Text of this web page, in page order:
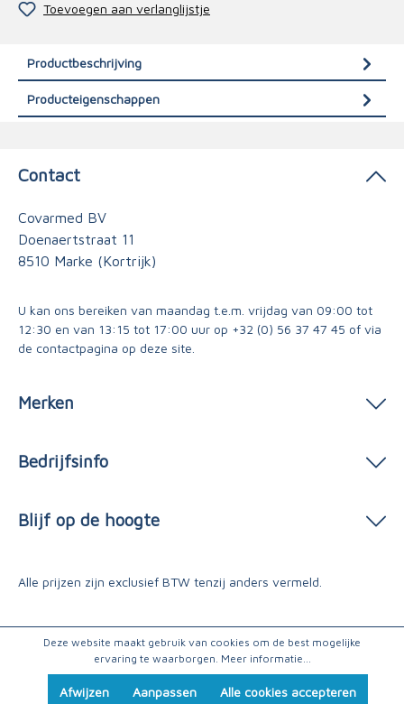
Toevoegen aan verlanglijstje
Productbeschrijving
Producteigenschappen
Contact
Covarmed BV
Doenaertstraat 11
8510 Marke (Kortrijk)
U kan ons bereiken van maandag t.e.m. vrijdag van 09:00 tot
12:30 en van 13:15 tot 17:00 uur op +32 (0) 56 37 47 45 of via
de contactpagina op deze site.
Merken
Bedrijfsinfo
Blijf op de hoogte
Alle prijzen zijn exclusief BTW tenzij anders vermeld.
Deze website maakt gebruik van cookies om de best mogelijke
ervaring te waarborgen. Meer informatie...
Afwijzen Aanpassen Alle cookies accepteren